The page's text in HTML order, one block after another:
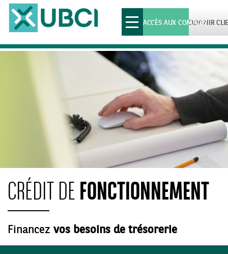
Toggle
navigationDEVENIR
ACCÈS AUX COMPTES
CRÉDIT DEFONCTIONNEMENT
Financez vos besoins de trésorerie